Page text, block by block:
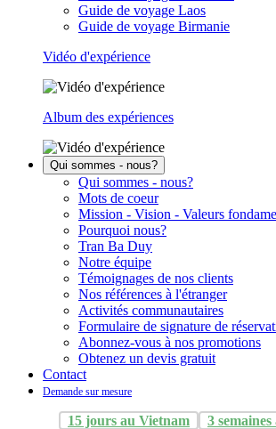
Guide de voyage Laos
Guide de voyage Birmanie
Vidéo d'expérience
Album des expériences
Qui sommes - nous?
Qui sommes - nous?
Mots de coeur
Mission - Vision - Valeurs
Pourquoi nous?
Tran Ba Duy
Notre équipe
Témoignages de nos clients
Nos références à l'étranger
Activités communautaires
Formulaire de signature de
Abonnez-vous à nos promotions
Obtenez un devis gratuit
Contact
Demande sur mesure
15 jours au Vietnam 3